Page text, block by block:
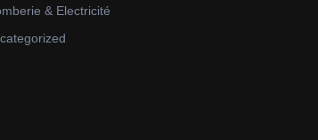
& Electricité